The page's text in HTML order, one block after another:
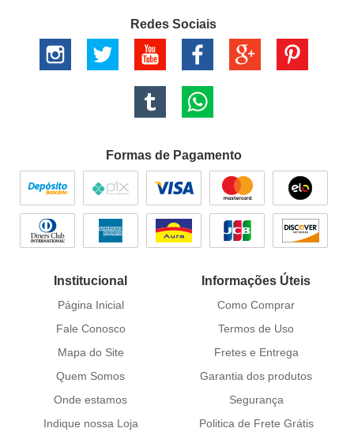
Redes Sociais
Formas de Pagamento
Institucional
Página Inicial
Fale Conosco
Mapa do Site
Quem Somos
Onde estamos
Indique nossa Loja
Informações Úteis
Como Comprar
Termos de Uso
Fretes e Entrega
Garantia dos produtos
Segurança
Politica de Frete Grátis